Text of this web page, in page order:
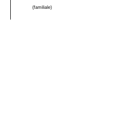
(familiale)